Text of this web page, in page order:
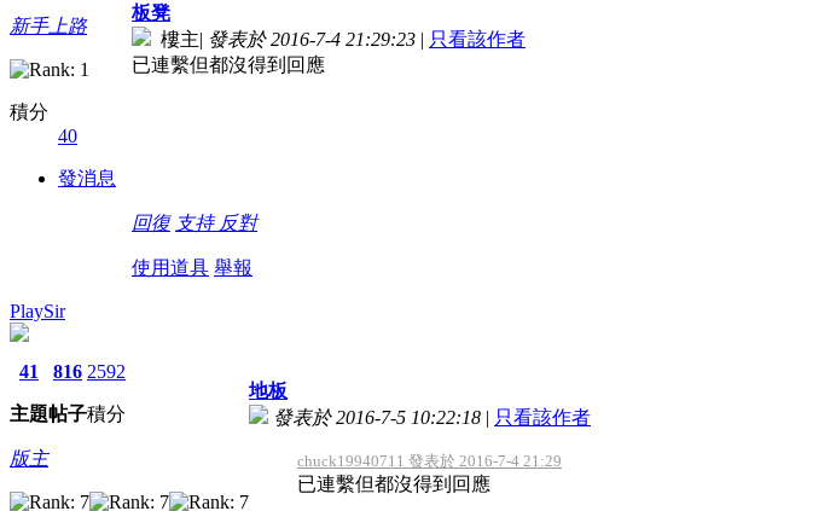
新手上路
積分
40
發消息
板凳
樓主| 發表於 2016-7-4 21:29:23 | 只看該作者
已連繫但都沒得到回應
回復 支持 反對
使用道具 舉報
PlaySir
41
主題
816
帖子
2592
積分
版主
地板
發表於 2016-7-5 10:22:18 | 只看該作者
chuck19940711 發表於 2016-7-4 21:29
已連繫但都沒得到回應